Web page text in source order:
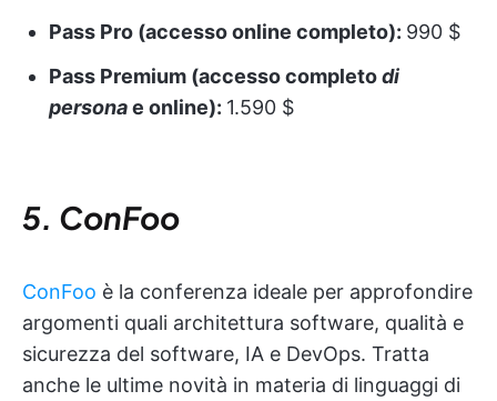
Pass Pro (accesso online completo): 990 $
Pass Premium (accesso completodi
personae online): 1.590 $
5. ConFoo
ConFoo è la conferenza ideale per approfondire
argomenti quali architettura software, qualità e
sicurezza del software, IA e DevOps. Tratta
anche le ultime novità in materia di linguaggi di